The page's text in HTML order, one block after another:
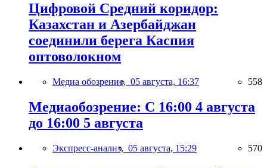
Цифровой Средний коридор:
Казахстан и Азербайджан
соединили берега Каспия
оптоволокном
Медиа обозрение, 05 августа, 16:37 558
Медиаобозрение: С 16:00 4 августа
до 16:00 5 августа
Экспресс-анализ, 05 августа, 15:29 570